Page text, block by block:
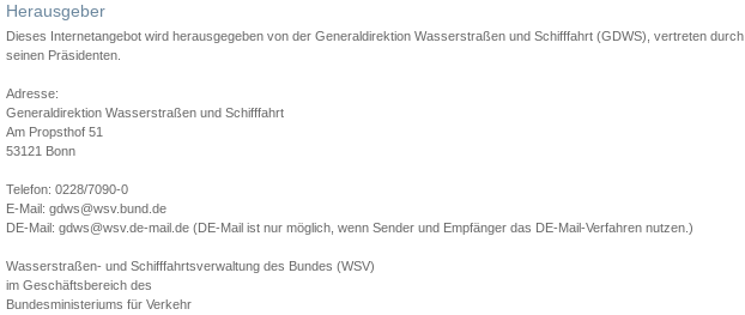
Herausgeber
Dieses Internetangebot wird herausgegeben von der Generaldirektion Wasserstraßen und Schifffahrt (GDWS), vertreten durch
seinen Präsidenten.
Adresse:
Generaldirektion Wasserstraßen und Schifffahrt
Am Propsthof 51
53121 Bonn
Telefon: 0228/7090-0
E-Mail: gdws@wsv.bund.de
DE-Mail: gdws@wsv.de-mail.de (DE-Mail ist nur möglich, wenn Sender und Empfänger das DE-Mail-Verfahren nutzen.)
Wasserstraßen- und Schifffahrtsverwaltung des Bundes (WSV)
im Geschäftsbereich des
Bundesministeriums für Verkehr